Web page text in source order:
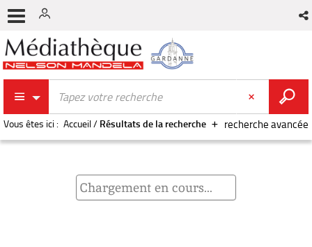
recherche avancée
Vous êtes ici : Accueil/ Résultats de la recherche
Chargement en cours...